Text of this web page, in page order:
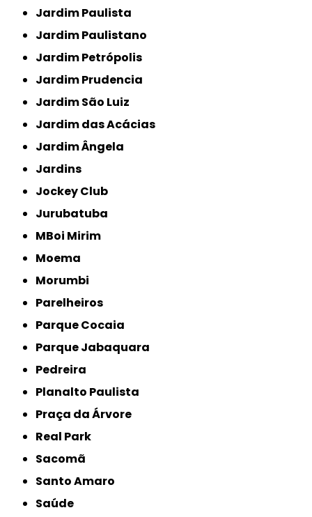
Jardim Paulista
Jardim Paulistano
Jardim Petrópolis
Jardim Prudencia
Jardim São Luiz
Jardim das Acácias
Jardim Ângela
Jardins
Jockey Club
Jurubatuba
MBoi Mirim
Moema
Morumbi
Parelheiros
Parque Cocaia
Parque Jabaquara
Pedreira
Planalto Paulista
Praça da Árvore
Real Park
Sacomã
Santo Amaro
Saúde